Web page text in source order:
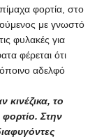
φορτία, στο
με γνωστό
φυλακές για
φέρεται ότι
αδελφό
κινέζικα, το
Στην